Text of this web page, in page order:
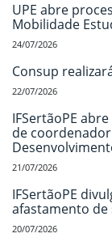
UPE abre
Mobilidade
24/07/2026
Consup
22/07/2026
IFSertãoPE
de
21/07/2026
IFSertãoPE
afastamento de
20/07/2026